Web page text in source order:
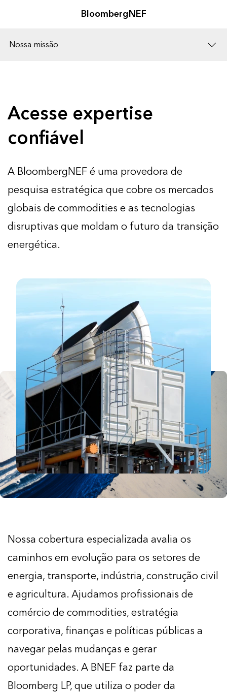
BloombergNEF
Nossa missão
Acesse expertise
confiável
A BloombergNEF é uma provedora de
pesquisa estratégica que cobre os mercados
globais de commodities e as tecnologias
disruptivas que moldam o futuro da transição
energética.
Nossa cobertura especializada avalia os
caminhos em evolução para os setores de
energia, transporte, indústria, construção civil
e agricultura. Ajudamos profissionais de
comércio de commodities, estratégia
corporativa, finanças e políticas públicas a
navegar pelas mudanças e gerar
oportunidades. A BNEF faz parte da
Bloomberg LP, que utiliza o poder da